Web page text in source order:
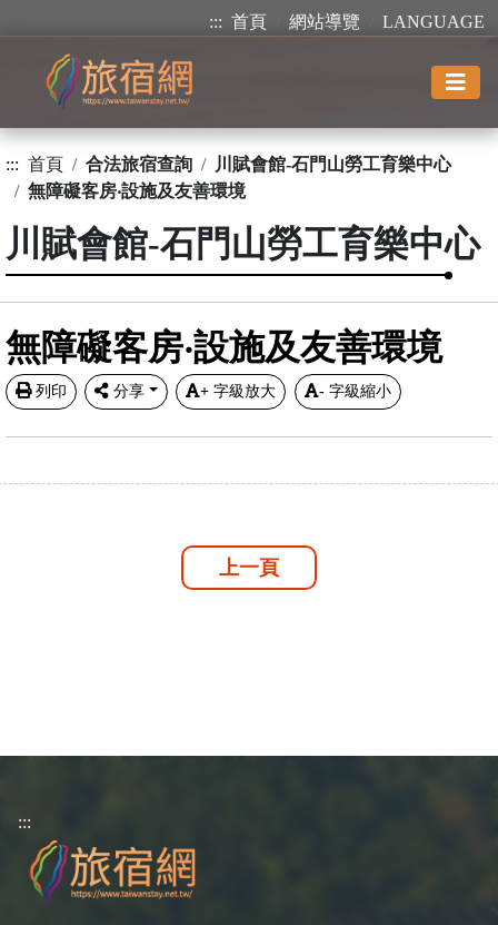
::: 首頁 網站導覽 LANGUAGE
::: 首頁 合法旅宿查詢
川賦會館-石門山勞工育樂中心
無障礙客房‧設施及友善環境
川賦會館-石門山勞工育樂中心
無障礙客房‧設施及友善環境
列印 分享 + 字級放大 - 字級縮小
上一頁
:::